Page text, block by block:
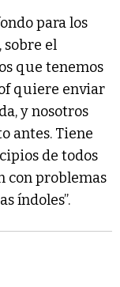
para los
sobre el
que tenemos
quiere enviar
y nosotros
antes. Tiene
de todos
con problemas
índoles”.